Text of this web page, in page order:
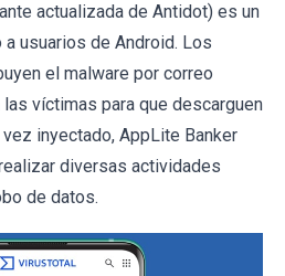
actualizada de Antidot) es un
usuarios de Android. Los
el malware por correo
víctimas para que descarguen
inyectado, AppLite Banker
diversas actividades
de datos.